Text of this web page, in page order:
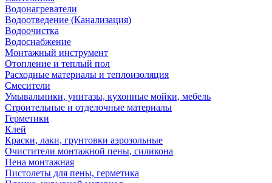
Водонагреватели
Водоотведение (Канализация)
Водоочистка
Водоснабжение
Монтажный инструмент
Отопление и теплый пол
Расходные материалы и теплоизоляция
Смесители
Умывальники, унитазы, кухонные мойки, мебель
Строительные и отделочные материалы
Герметики
Клей
Краски, лаки, грунтовки аэрозольные
Очистители монтажной пены, силикона
Пена монтажная
Пистолеты для пены, герметика